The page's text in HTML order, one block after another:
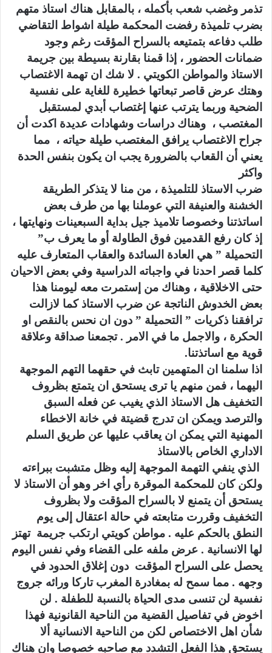
تذمر وغضب شعب بأكمله ، بالمقابل هناك استاذ متهم
بضرب تلميذة رفضت المحكمة طيلة اشواط التقاضي
طلب دفاعه بتمتيعه بالسراح المؤقت رغم وجود
ضمانات الحضور ، إذا قمنا بقارنة بسيطة بين جريمة
الاستاذ والمواطن الكويتي . لا شك ان تهمة الاغتصاب
وهتك عرض قاصر تبعاتها خطيرة للغاية على نفسية
الضحية وربما يترتب عنها إغتصاب أبدي لمستقبل
المغتصب ، وهناك دراسات وشهادات عديدة اكدت أن
جراح الاغتصاب يرافق المغتصب طيلة حياته ، مما
يعني أن القعاب بالضرورة يجب ان يكون بنفس الحدة
واكثر
ضرب الاستاذ للتلميذة ، من منا لا يتذكر الطريقة
الخشنة والعنيفة التي عوملنا بها من طرف بعض
اساتذتنا وخصوصا تلاميذ جيل بداية السبعينات ونهايتها ،
إذ كان رفع القدمين فوق الطاولة أو ما يعرف ب”
التحميلة ” هي العادة السائدة والعقاب المتعارف عليه
كلما قصر احدنا في واجباته الدراسية وفي بعض الاحيان
حتى الاخلاقية ، وهناك من إستمرت معه ليومنا هذا
بعض الخدوش الناتجة عن ضرب الاستاذ كما لازالت
ترافقنا ذكريات ” التحميلة ” دون ان نحس بالنقص او
الحكرة ، والاجمل ما في الامر . تجمعنا صداقة وعلاقة
قوية مع اساتذتنا.
اذا سلمنا ان المتهمين تابث في حقهما التهم الموجهة
اليهما ، فمن منهم يا ترى يستحق ان يتمتع بظروف
التخفيف هل الاستاذ الذي يغيب عن فعله السبق
والترصد ويمكن ان تدرج قضيتة في خانة الاخطاء
المهنية التي يمكن ان يعاقب عليها عن طريق السلم
الاداري الخاص بالاستاذ
الذي ينفي التهمة الموجهة إليه وظل متشبت ببراءته
ولكن كان للمحكمة الموقرة رأي اخر وهو أن الاستاذ لا
يستحق أن يتمنع لا بالسراح المؤقت ولا بظروف
التخفيف وقررت متابعته في حالة اعتقال إلى يوم
النطق بالحكم عليه . مواطن كويتي ارتكب جريمة تهتز
لها الانسانية . عرض ملفه على القضاء وفي نفس اليوم
يحصل على السراح المؤقت دون إغلاق الحدود في
وجهه . مما سمح له بمغادرة المغرب تاركا ورائه جروج
نفسية لن تنسى مدى الحياة بالنسبة للطفلة . لن
اخوض في تفاصيل القضية من الناحية القانونية فهذا
شأن اهل الاختصاص لكن من الناحية الانسانية ألا
يستحق هذا الفعل التشدد مع صاحبه خصوصا وان هناك